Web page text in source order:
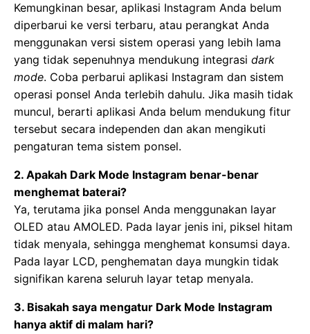
Kemungkinan besar, aplikasi Instagram Anda belum
diperbarui ke versi terbaru, atau perangkat Anda
menggunakan versi sistem operasi yang lebih lama
yang tidak sepenuhnya mendukung integrasi dark
mode. Coba perbarui aplikasi Instagram dan sistem
operasi ponsel Anda terlebih dahulu. Jika masih tidak
muncul, berarti aplikasi Anda belum mendukung fitur
tersebut secara independen dan akan mengikuti
pengaturan tema sistem ponsel.
2. Apakah Dark Mode Instagram benar-benar
menghemat baterai?
Ya, terutama jika ponsel Anda menggunakan layar
OLED atau AMOLED. Pada layar jenis ini, piksel hitam
tidak menyala, sehingga menghemat konsumsi daya.
Pada layar LCD, penghematan daya mungkin tidak
signifikan karena seluruh layar tetap menyala.
3. Bisakah saya mengatur Dark Mode Instagram
hanya aktif di malam hari?